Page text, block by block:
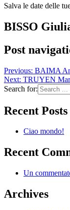
Salva le date delle
BISSO
Post
Previous: BAIMA
Next: TRUYEN
Search for:
Recent Posts
Ciao mondo!
Recent
Un
Archives